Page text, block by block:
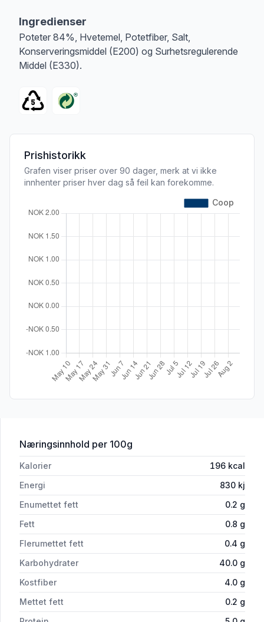
Ingredienser
Poteter 84%, Hvetemel, Potetfiber, Salt,
Konserveringsmiddel (E200) og Surhetsregulerende
Middel (E330).
Prishistorikk
Grafen viser priser over 90 dager, merk at vi ikke
innhenter priser hver dag så feil kan forekomme.
Næringsinnhold for 'Lomper Ferske 10stk'
per 100g
Kalorier 196 kcal
Energi
830 kj
Enumettet fett
0.2 g
Fett
0.8 g
Flerumettet fett
0.4 g
Karbohydrater
40.0 g
Kostfiber
4.0 g
Mettet fett
0.2 g